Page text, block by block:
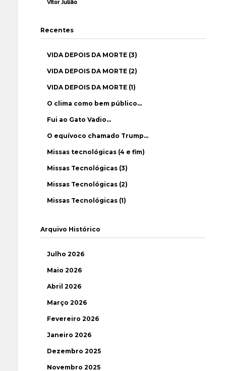
Vítor Julião
Recentes
VIDA DEPOIS DA MORTE (3)
VIDA DEPOIS DA MORTE (2)
VIDA DEPOIS DA MORTE (1)
O clima como bem público…
Fui ao Gato Vadio…
O equívoco chamado Trump…
Missas tecnológicas (4 e fim)
Missas Tecnológicas (3)
Missas Tecnológicas (2)
Missas Tecnológicas (1)
Arquivo Histórico
Julho 2026
Maio 2026
Abril 2026
Março 2026
Fevereiro 2026
Janeiro 2026
Dezembro 2025
Novembro 2025